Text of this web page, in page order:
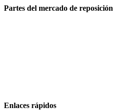
Partes del mercado de reposición
Enlaces rápidos